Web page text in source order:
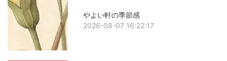
やよい軒の季節感
2026-08-07 16:22:17